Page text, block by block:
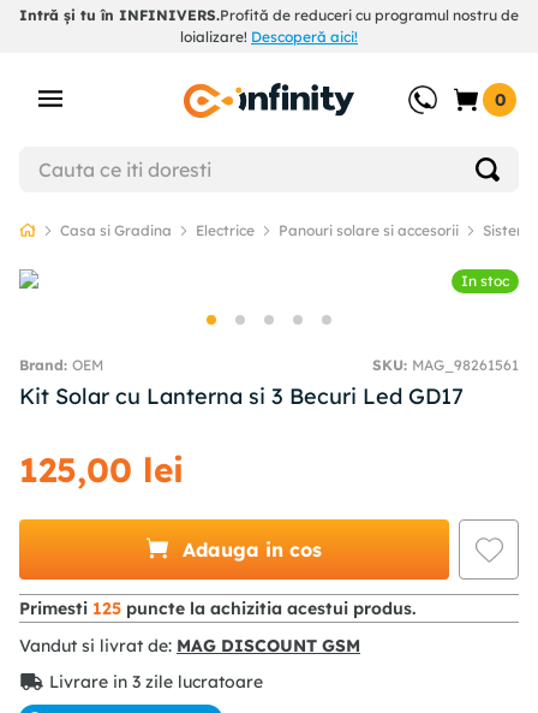
Intră și tu în INFINIVERS.Profită de reduceri cu programul nostru de
loializare! Descoperă aici!
0
Casa si Gradina Electrice Panouri solare si accesorii
In stoc
OEM SKU: MAG_98261561
Kit Solar cu Lanterna si 3 Becuri Led GD17
125,00 lei
Adauga in cos
Primesti 125 puncte la achizitia acestui produs.
Vandut si livrat de: MAG DISCOUNT GSM
Livrare in 3 zile lucratoare